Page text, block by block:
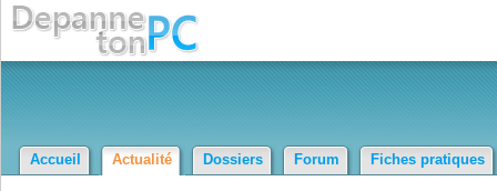
Accueil Actualité Dossiers Forum Fiches pratiques